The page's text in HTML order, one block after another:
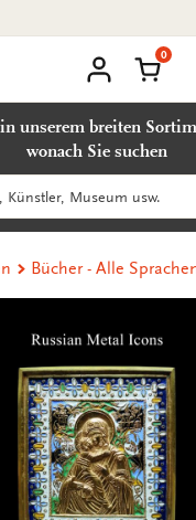
0
unserem breiten
wonach Sie suchen
Bücher - Alle